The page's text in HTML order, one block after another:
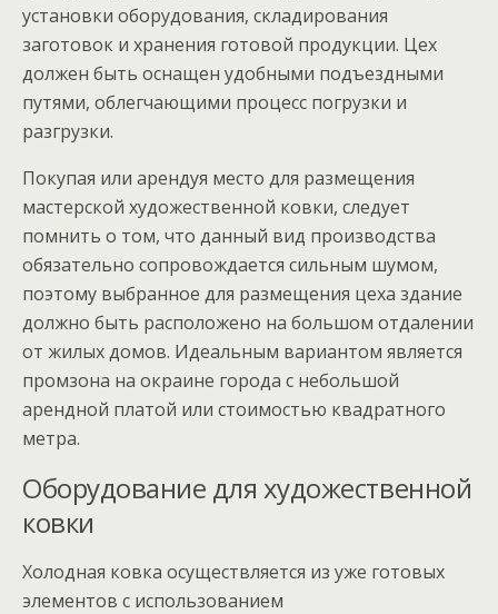
установки оборудования, складирования
заготовок и хранения готовой продукции. Цех
должен быть оснащен удобными подъездными
путями, облегчающими процесс погрузки и
разгрузки.
Покупая или арендуя место для размещения
мастерской художественной ковки, следует
помнить о том, что данный вид производства
обязательно сопровождается сильным шумом,
поэтому выбранное для размещения цеха здание
должно быть расположено на большом отдалении
от жилых домов. Идеальным вариантом является
промзона на окраине города с небольшой
арендной платой или стоимостью квадратного
метра.
Оборудование для художественной
ковки
Холодная ковка осуществляется из уже готовых
элементов с использованием